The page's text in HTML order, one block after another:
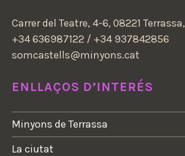
Carrer del Teatre, 4-6, 08221
+34 636987122 / +34 937842856
somcastells@minyons.cat
ENLLAÇOS D’INTERÉS
Minyons de Terrassa
La ciutat